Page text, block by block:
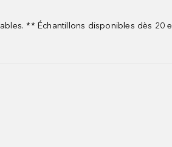
** Échantillons disponibles dès 20